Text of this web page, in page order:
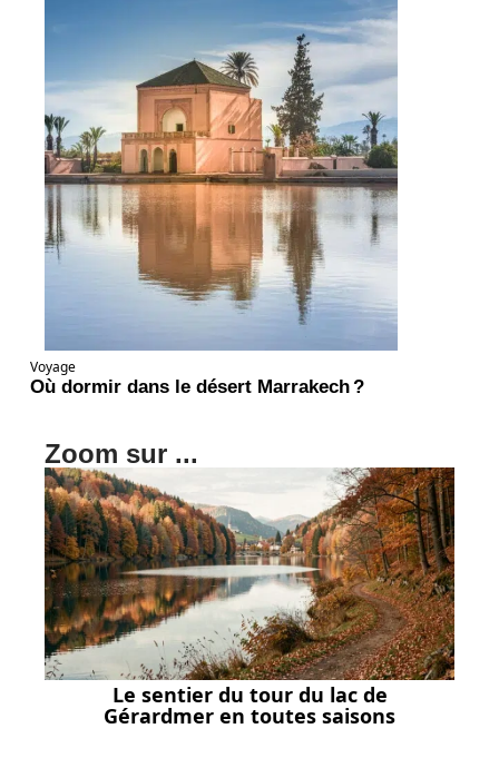
Voyage
Où dormir dans le désert Marrakech ?
Zoom sur ...
Le sentier du tour du lac de
Gérardmer en toutes saisons